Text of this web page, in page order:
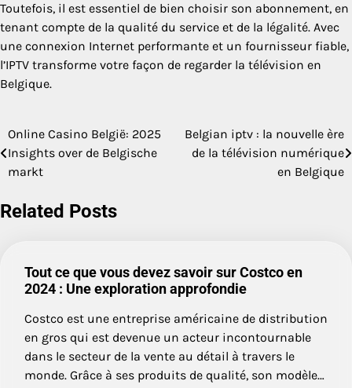
Toutefois, il est essentiel de bien choisir son abonnement, en
tenant compte de la qualité du service et de la légalité. Avec
une connexion Internet performante et un fournisseur fiable,
l’IPTV transforme votre façon de regarder la télévision en
Belgique.
Post
navigation
Online Casino België: 2025
Insights over de Belgische
markt
Belgian iptv : la nouvelle ère
de la télévision numérique
en Belgique
Related Posts
Tout ce que vous devez savoir sur Costco en
2024 : Une exploration approfondie
Costco est une entreprise américaine de distribution
en gros qui est devenue un acteur incontournable
dans le secteur de la vente au détail à travers le
monde. Grâce à ses produits de qualité, son modèle…